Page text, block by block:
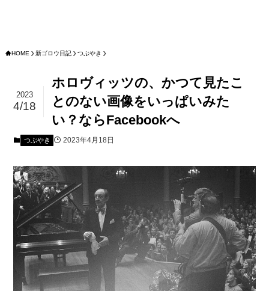
HOME 新ゴロウ日記 つぶやき
ホロヴィッツの、かつて見たこ
とのない画像をいっぱいみた
い？ならFacebookへ
2023
4/18
つぶやき 2023年4月18日